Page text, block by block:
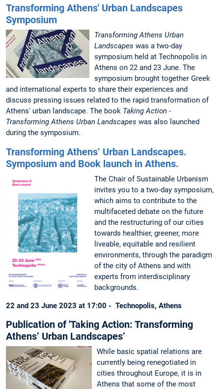
Transforming Athens' Urban Landscapes
Symposium
Transforming Athens Urban
Landscapes was a two-day
symposium held at Technopolis in
Athens on 22 and 23 June. The
symposium brought together Greek
and international experts to share their experiences and
discuss pressing issues related to the rapid transformation of
Athens' urban landscape. The book Taking Action -
Transforming Athens Urban Landscapes was also launched
during the symposium.
Transforming Athens’ Urban Landscapes.
Symposium and Book launch in Athens.
The Chair of Sustainable Urbanism
invites you to a two-day symposium,
which aims to contribute to the
multifaceted debate on the future
and the restructuring of our cities
towards healthier, greener, more
liveable, equitable and resilient
environments, through the paradigm
of the city of Athens and with
experts from interdisciplinary
backgrounds.
22 and 23 June 2023 at 17:00 - Technopolis, Athens
Publication of 'Taking Action: Transforming
Athens’ Urban Landscapes’
While basic spatial relations are
currently being renegotiated in
cities throughout Europe, it is in
Athens that some of the most